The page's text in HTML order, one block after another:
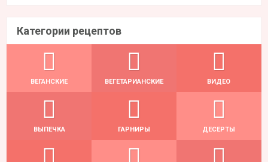
Категории рецептов
ВЕГАНСКИЕ ВЕГЕТАРИАНСКИЕ ВИДЕО
ВЫПЕЧКА ГАРНИРЫ ДЕСЕРТЫ